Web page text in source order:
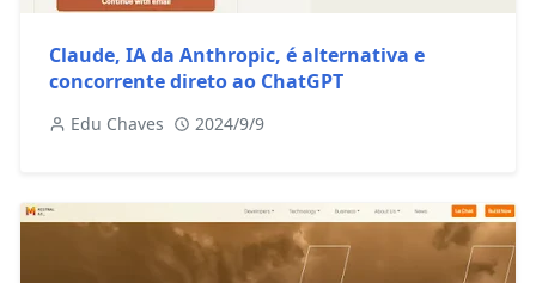
Claude, IA da Anthropic, é alternativa e
concorrente direto ao ChatGPT
Edu Chaves 2024/9/9